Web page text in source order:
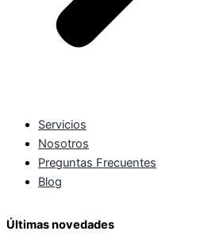
Servicios
Nosotros
Preguntas Frecuentes
Blog
Últimas novedades